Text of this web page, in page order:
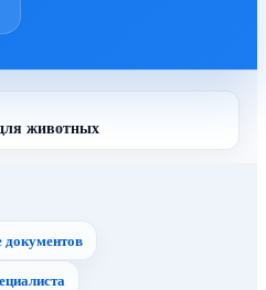
животных